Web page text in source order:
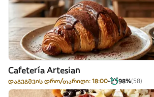
Cafetería Artesian
დაგეგმვის დრო/თარიღი: 18:00 98%(58)